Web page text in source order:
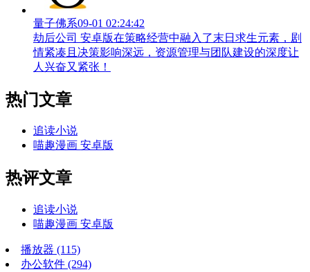
量子佛系09-01 02:24:42
劫后公司 安卓版在策略经营中融入了末日求生元素，剧
情紧凑且决策影响深远，资源管理与团队建设的深度让
人兴奋又紧张！
热门文章
追读小说
喵趣漫画 安卓版
热评文章
追读小说
喵趣漫画 安卓版
播放器 (115)
办公软件 (294)